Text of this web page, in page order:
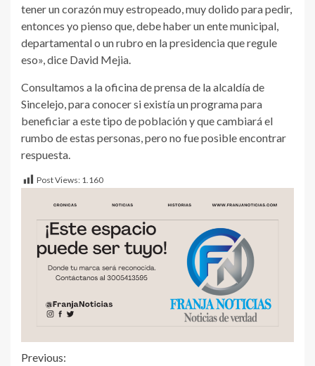
tener un corazón muy estropeado, muy dolido para pedir,
entonces yo pienso que, debe haber un ente municipal,
departamental o un rubro en la presidencia que regule
eso», dice David Mejia.
Consultamos a la oficina de prensa de la alcaldía de
Sincelejo, para conocer si existía un programa para
beneficiar a este tipo de población y que cambiará el
rumbo de estas personas, pero no fue posible encontrar
respuesta.
Post Views: 1.160
Previous: